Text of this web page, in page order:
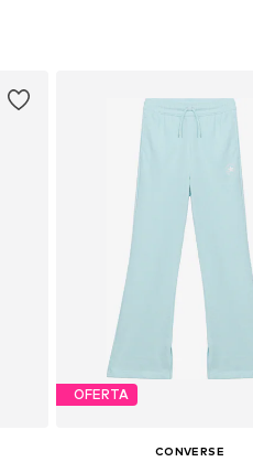
OFERTA
CONVERSE